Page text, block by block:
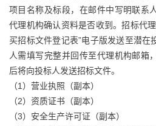
项目名称及标段，在邮件中写明联系
代理机构确认资料是否收到。招标代
买招标文件登记表”电子版发送至潜在
人需填写完整并回传至代理机构邮箱
后将向投标人发送招标文件。
（1）营业执照（副本）
（2）资质证书（副本）
（3）安全生产许可证（副本）